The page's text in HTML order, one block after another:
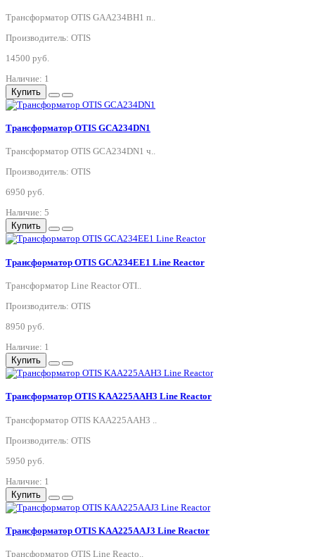
Трансформатор OTIS GAA234BH1 п..
Производитель: OTIS
14500 руб.
Наличие: 1
Купить
Трансформатор OTIS GCA234DN1
Трансформатор OTIS GCA234DN1 ч..
Производитель: OTIS
6950 руб.
Наличие: 5
Купить
Трансформатор OTIS GCA234EE1 Line Reactor
Трансформатор Line Reactor OTI..
Производитель: OTIS
8950 руб.
Наличие: 1
Купить
Трансформатор OTIS KAA225AAH3 Line Reactor
Трансформатор OTIS KAA225AAH3 ..
Производитель: OTIS
5950 руб.
Наличие: 1
Купить
Трансформатор OTIS KAA225AAJ3 Line Reactor
Трансформатор OTIS Line Reacto..